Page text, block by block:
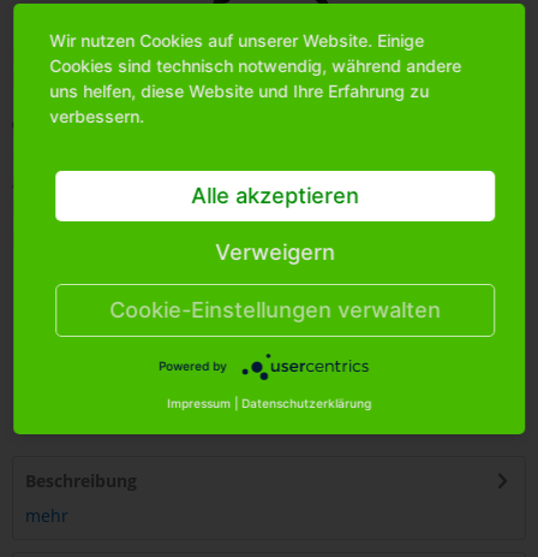
Bittemelden Sie sich an, um mehr Informationen über das
Produkt zu erhalten.
Merken
Artikel-Nr.:
48
48
250255 485060
Beschreibung
mehr
Wir nutzen Cookies auf unserer Website. Einige
Cookies sind technisch notwendig, während andere
uns helfen, diese Website und Ihre Erfahrung zu
verbessern.
Alle akzeptieren
Verweigern
Cookie-Einstellungen verwalten
Powered by
Impressum Datenschutzerklärung